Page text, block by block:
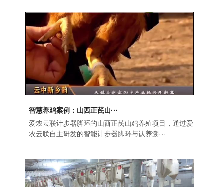
智慧养鸡案例：山西正芪山···
爱农云联计步器脚环的山西正芪山鸡养殖项目，通过爱
农云联自主研发的智能计步器脚环与认养溯···